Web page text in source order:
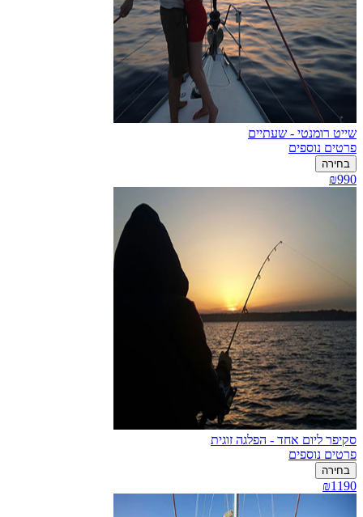
שייט רומנטי - שעתיים
פרטים נוספים
בחירה
₪990
סקיפר ליום אחד - הפלגה זוגית
פרטים נוספים
בחירה
₪1190